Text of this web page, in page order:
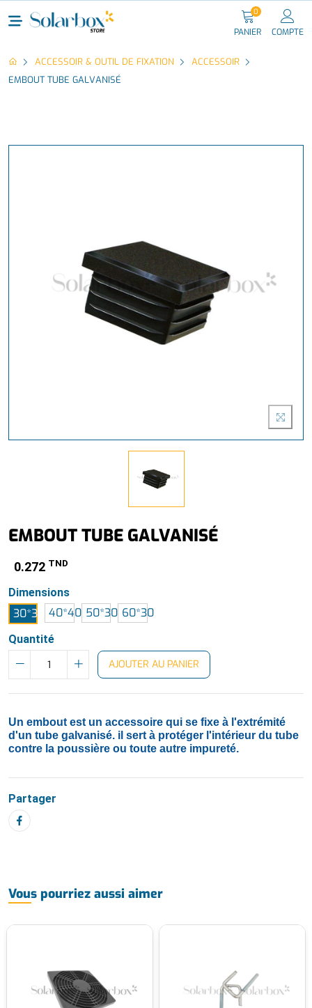
PANIER
0
COMPTE
ACCESSOIR & OUTIL DE FIXATION
ACCESSOIR
EMBOUT TUBE GALVANISÉ
EMBOUT TUBE GALVANISÉ
0.272 TND
Dimensions
30*30 40*40 50*30 60*30
Quantité
AJOUTER AU PANIER
Un embout est un accessoire qui se fixe à l'extrémité
d'un tube galvanisé. il sert à protéger l'intérieur du tube
contre la poussière ou toute autre impureté.
Partager
Vous pourriez aussi aimer